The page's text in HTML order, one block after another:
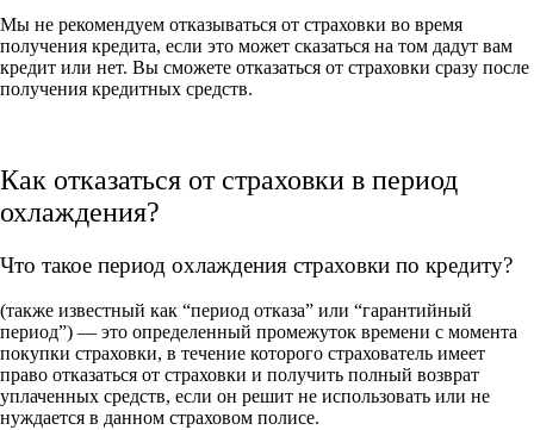
Мы не рекомендуем отказываться от страховки во время
получения кредита, если это может сказаться на том дадут вам
кредит или нет. Вы сможете отказаться от страховки сразу после
получения кредитных средств.
Как отказаться от страховки в период
охлаждения?
Что такое период охлаждения страховки по кредиту?
(также известный как “период отказа” или “гарантийный
период”) — это определенный промежуток времени с момента
покупки страховки, в течение которого страхователь имеет
право отказаться от страховки и получить полный возврат
уплаченных средств, если он решит не использовать или не
нуждается в данном страховом полисе.